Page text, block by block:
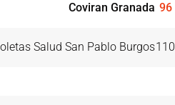
Coviran Granada 96
Salud San Pablo Burgos110